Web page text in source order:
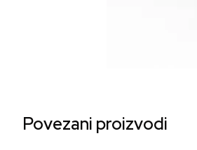
Povezani proizvodi